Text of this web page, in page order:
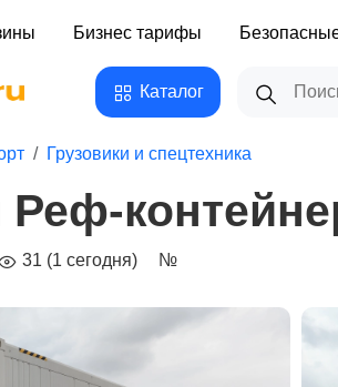
Бизнес тарифы
Каталог
Грузовики и спецтехника
31 (1 сегодня) №